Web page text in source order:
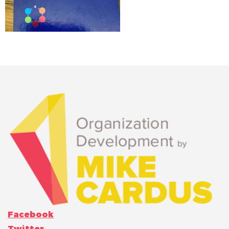
Facebook